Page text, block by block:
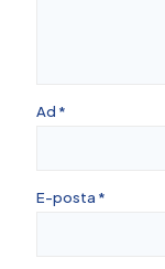
Ad *
E-posta *